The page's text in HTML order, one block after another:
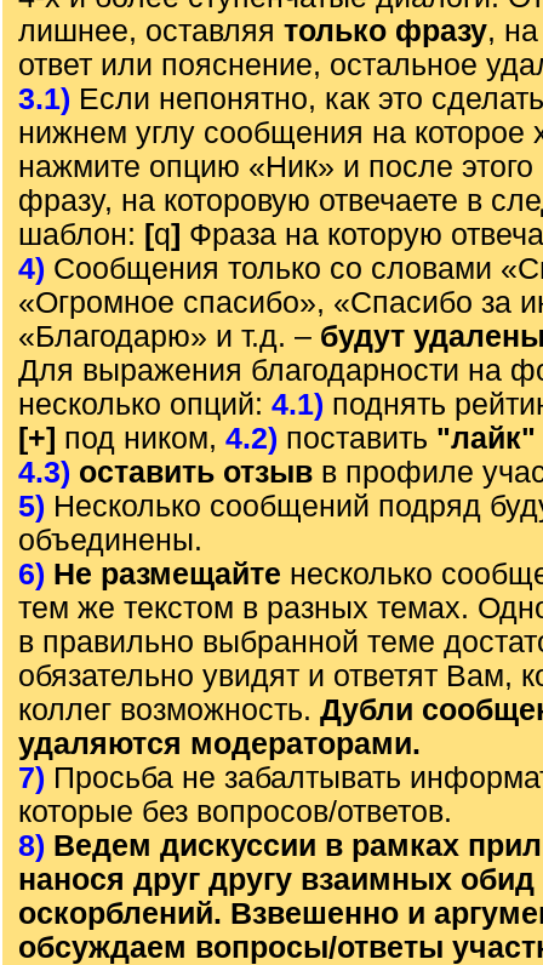
лишнее, оставляя только фразу,
ответ или пояснение, остальное
3.1) Если непонятно, как это
нижнем углу сообщения на которое
нажмите опцию «Ник» и после этого
фразу, на которовую отвечаете в
шаблон: [q] Фраза на которую
4) Сообщения только со словами
«Огромное спасибо», «Спасибо за
«Благодарю» и т.д. – будут
Для выражения благодарности на
несколько опций: 4.1) поднять
[+] под ником, 4.2) поставить "лайк"
4.3) оставить отзыв в профиле
5) Несколько сообщений подряд
объединены.
6) Не размещайте несколько
тем же текстом в разных темах.
в правильно выбранной теме
обязательно увидят и ответят Вам,
коллег возможность. Дубли
удаляются модераторами.
7) Просьба не забалтывать
которые без вопросов/ответов.
8) Ведем дискуссии в рамках
нанося друг другу взаимных обид
оскорблений. Взвешенно и
обсуждаем вопросы/ответы